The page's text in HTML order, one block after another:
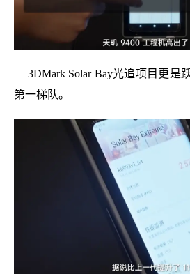
3DMark Solar Bay光追项目更是
第一梯队。